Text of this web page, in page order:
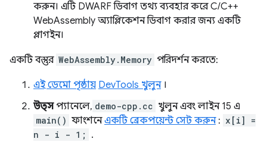
করুন। এটি DWARF ডিবাগ তথ্য ব্যবহার করে C/C++
WebAssembly অ্যাপ্লিকেশন ডিবাগ করার জন্য একটি
প্লাগইন।
একটি বস্তুর WebAssembly.Memory পরিদর্শন করতে:
এই ডেমো পৃষ্ঠায় DevTools খুলুন।
উত্সপ্যানেলে, demo-cpp.cc খুলুন এবং লাইন 15 এ
main() ফাংশনেএকটি ব্রেকপয়েন্ট সেট করুন: x[i] =
n - i - 1;
.